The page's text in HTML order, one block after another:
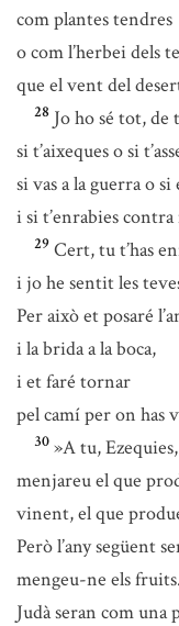
com plantes tendres
o com l’herbei dels
que el vent del
28 Jo ho sé tot, de
si t’aixeques o si
si vas a la guerra o
i si t’enrabies
29 Cert, tu t’has
i jo he sentit les
Per això et posaré
i la brida a la boca,
i et faré tornar
pel camí per on has
30 »A tu,
menjareu el que
vinent, el que
Però l’any següent
mengeu-ne els fruits.
Judà seran com una